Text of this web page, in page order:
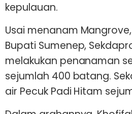
kepulauan.
Usai menanam
Bupati Sumenep,
melakukan penanaman
sejumlah 400 batang.
air Pecuk Padi Hitam